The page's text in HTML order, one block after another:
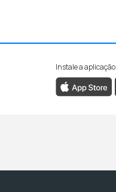
Instale a aplicação